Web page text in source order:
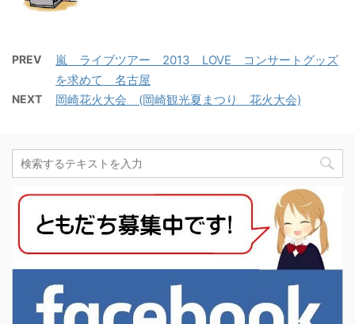
PREV
嵐 ライブツアー 2013 LOVE コンサートグッズ
を求めて 名古屋
NEXT 岡崎花火大会 (岡崎観光夏まつり 花火大会)